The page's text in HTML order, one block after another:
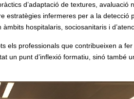
d’adaptació de textures, avaluació
estratègies infermeres per a la detecció
hospitalaris, sociosanitaris i
els professionals que contribueixen a fer
un punt d’inflexió formatiu, sinó també